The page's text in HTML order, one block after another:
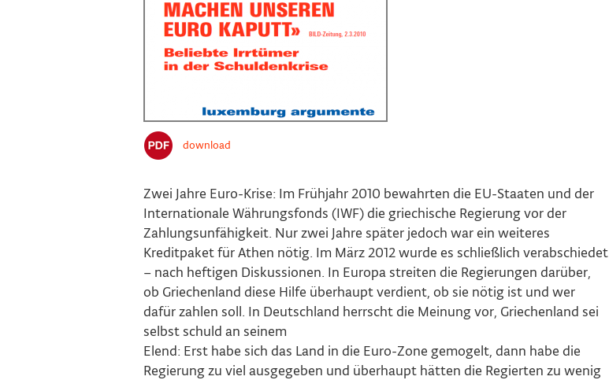
download
Zwei Jahre Euro-Krise: Im Frühjahr 2010 bewahrten die EU-Staaten und der
Internationale Währungsfonds (IWF) die griechische Regierung vor der
Zahlungsunfähigkeit. Nur zwei Jahre später jedoch war ein weiteres
Kreditpaket für Athen nötig. Im März 2012 wurde es schließlich verabschiedet
– nach heftigen Diskussionen. In Europa streiten die Regierungen darüber,
ob Griechenland diese Hilfe überhaupt verdient, ob sie nötig ist und wer
dafür zahlen soll. In Deutschland herrscht die Meinung vor, Griechenland sei
selbst schuld an seinem
Elend: Erst habe sich das Land in die Euro-Zone gemogelt, dann habe die
Regierung zu viel ausgegeben und überhaupt hätten die Regierten zu wenig